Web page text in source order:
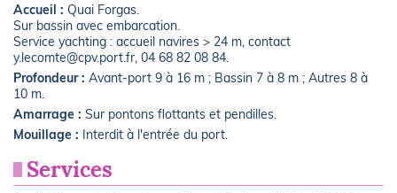
Accueil : Quai Forgas.
Sur bassin avec embarcation.
Service yachting : accueil navires > 24 m, contact
y.lecomte@cpv.port.fr, 04 68 82 08 84.
Profondeur : Avant-port 9 à 16 m ; Bassin 7 à 8 m ; Autres 8 à
10 m.
Amarrage : Sur pontons flottants et pendilles.
Mouillage : Interdit à l'entrée du port.
Services